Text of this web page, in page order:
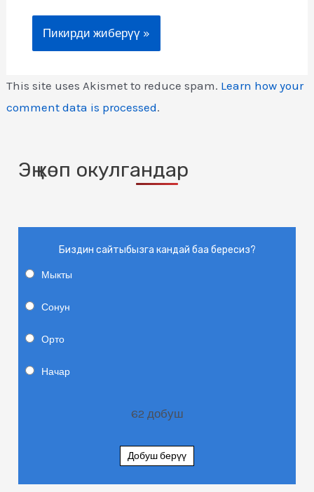
This site uses Akismet to reduce spam. Learn how your
comment data is processed.
Эң көп окулгандар
Биздин сайтыбызга кандай баа бересиз?
Мыкты
Сонун
Орто
Начар
62 добуш
Добуш берүү